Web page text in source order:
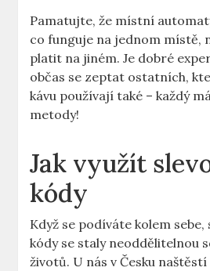
Pamatujte, že místní
co funguje na jednom místě,
platit na jiném. Je dobré
občas se zeptat ostatních,
kávu používají také – každý
metody!
Jak využít
kódy
Když se podíváte kolem sebe,
kódy se staly neoddělitelnou
životů. U nás v Česku